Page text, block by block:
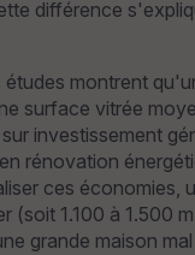
différence
études montrent
surface vitrée
investissement
rénovation
ces économies,
(soit 1.100 à 1.500
grande maison